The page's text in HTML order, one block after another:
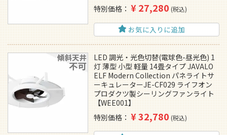
特別価格
¥27,280 税込
お気に入りに追加
LED 調光・光色切替(電球色-昼光色) 1
灯 薄型 小型 軽量 14畳タイプ JAVALO
ELF Modern Collection パネライトサ
ーキュレーターJE-CF029 ライフオン
プロダクツ製シーリングファンライト
【WEE001】
特別価格
¥32,780 税込